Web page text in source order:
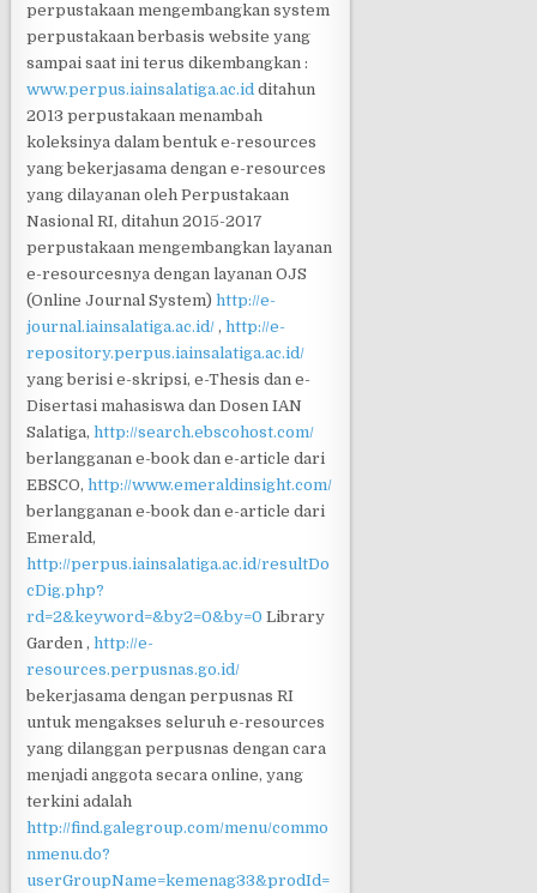
perpustakaan mengembangkan system
perpustakaan berbasis website yang
sampai saat ini terus dikembangkan :
www.perpus.iainsalatiga.ac.id ditahun
2013 perpustakaan menambah
koleksinya dalam bentuk e-resources
yang bekerjasama dengan e-resources
yang dilayanan oleh Perpustakaan
Nasional RI, ditahun 2015-2017
perpustakaan mengembangkan layanan
e-resourcesnya dengan layanan OJS
(Online Journal System)http://e-
journal.iainsalatiga.ac.id/ ,http://e-
repository.perpus.iainsalatiga.ac.id/
yang berisi e-skripsi, e-Thesis dan e-
Disertasi mahasiswa dan Dosen IAN
Salatiga,http://search.ebscohost.com/
berlangganan e-book dan e-article dari
EBSCO,http://www.emeraldinsight.com/
berlangganan e-book dan e-article dari
Emerald,
http://perpus.iainsalatiga.ac.id/resultDo
cDig.php?
rd=2&keyword=&by2=0&by=0 Library
Garden ,http://e-
resources.perpusnas.go.id/
bekerjasama dengan perpusnas RI
untuk mengakses seluruh e-resources
yang dilanggan perpusnas dengan cara
menjadi anggota secara online, yang
terkini adalah
http://find.galegroup.com/menu/commo
nmenu.do?
userGroupName=kemenag33&prodId=